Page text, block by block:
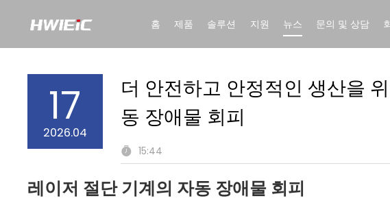
홈 제품 솔루션 지원 뉴스 문의 및 상담
17
2026.04
더 안전하고 안정적인 생산을
동 장애물 회피
15:44
레이저 절단 기계의 자동 장애물 회피